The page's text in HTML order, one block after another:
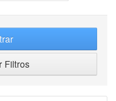
Filtros